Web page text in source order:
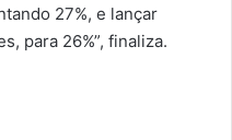
27%, e lançar
para 26%”, finaliza.